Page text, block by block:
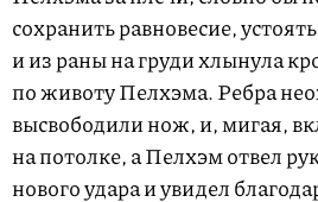
сохранить равновесие,
и из раны на груди хлынула
по животу Пелхэма. Ребра
высвободили нож, и, мигая,
на потолке, а Пелхэм отвел
нового удара и увидел